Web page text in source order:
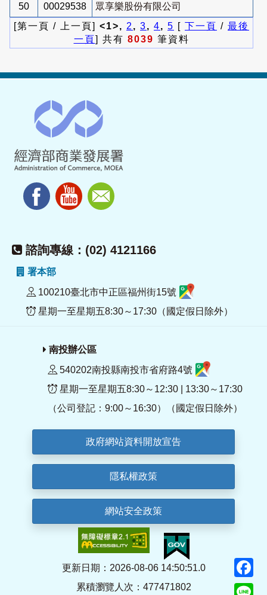
50 00029538
眾享樂股份有限公司
[第一頁 / 上一頁] <1>, 2 , 3, 4, 5 [ 下一頁 / 最後
一頁] 共有 8039 筆資料
諮詢專線：(02) 4121166
署本部
100210臺北市中正區福州街15號
星期一至星期五8:30～17:30（國定假日除外）
南投辦公區
540202南投縣南投市省府路4號
星期一至星期五8:30～12:30 | 13:30～17:30
（公司登記：9:00～16:30）（國定假日除外）
政府網站資料開放宣告
隱私權政策
網站安全政策
更新日期：2026-08-06 14:50:51.0
累積瀏覽人次：477471802